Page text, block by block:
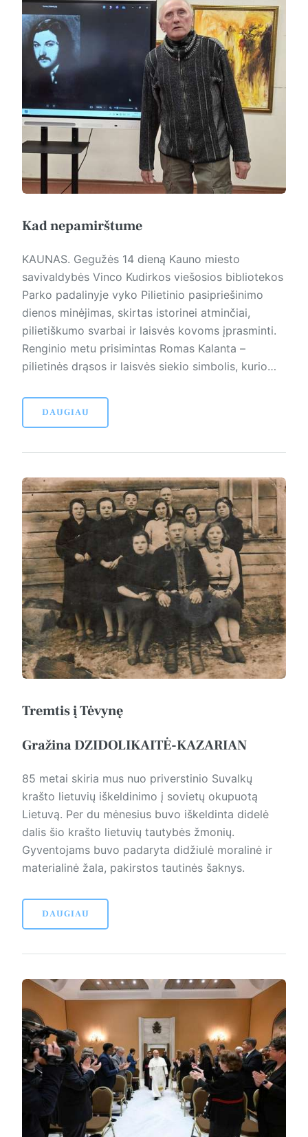
Kad nepamirštume
KAUNAS. Gegužės 14 dieną Kauno miesto
savivaldybės Vinco Kudirkos viešosios bibliotekos
Parko padalinyje vyko Pilietinio pasipriešinimo
dienos minėjimas, skirtas istorinei atminčiai,
pilietiškumo svarbai ir laisvės kovoms įprasminti.
Renginio metu prisimintas Romas Kalanta –
pilietinės drąsos ir laisvės siekio simbolis, kurio…
DAUGIAU
Tremtis į Tėvynę
Gražina DZIDOLIKAITĖ-KAZARIAN
85 metai skiria mus nuo priverstinio Suvalkų
krašto lietuvių iškeldinimo į sovietų okupuotą
Lietuvą. Per du mėnesius buvo iškeldinta didelė
dalis šio krašto lietuvių tautybės žmonių.
Gyventojams buvo padaryta didžiulė moralinė ir
materialinė žala, pakirstos tautinės šaknys.
DAUGIAU